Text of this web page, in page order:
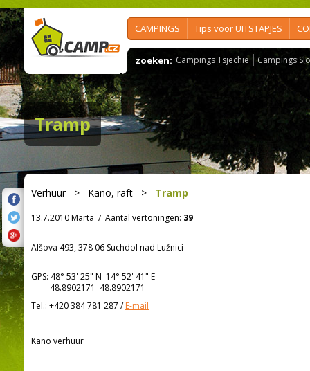
CAMPINGS Tips voor UITSTAPJES
zoeken: Campings Tsjechië Campings
Tramp
Verhuur> Kano, raft > Tramp
13.7.2010 Marta / Aantal vertoningen: 39
Alšova 493, 378 06 Suchdol nad Lužnicí
GPS: 48° 53' 25" N 14° 52' 41" E
48.8902171 48.8902171
Tel.: +420 384 781 287 /E-mail
Kano verhuur